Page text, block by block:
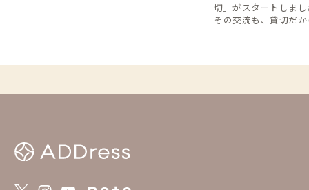
切」がスタートしました。 シェア
その交流も、貸切だ
や交流を楽しむもよ
し、シーンや気分に